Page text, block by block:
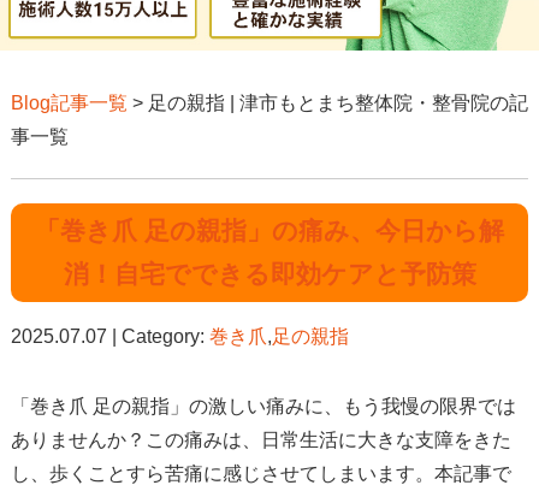
Blog記事一覧 > 足の親指 | 津市もとまち整体院・整骨院の記
事一覧
「巻き爪 足の親指」の痛み、今日から解
消！自宅でできる即効ケアと予防策
2025.07.07 | Category: 巻き爪,足の親指
「巻き爪 足の親指」の激しい痛みに、もう我慢の限界では
ありませんか？この痛みは、日常生活に大きな支障をきた
し、歩くことすら苦痛に感じさせてしまいます。本記事で